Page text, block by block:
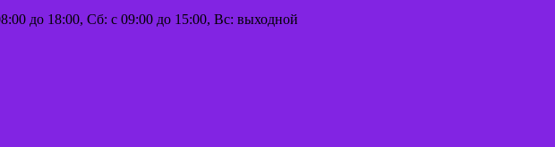
до 18:00, Сб: с 09:00 до 15:00, Вс: выходной